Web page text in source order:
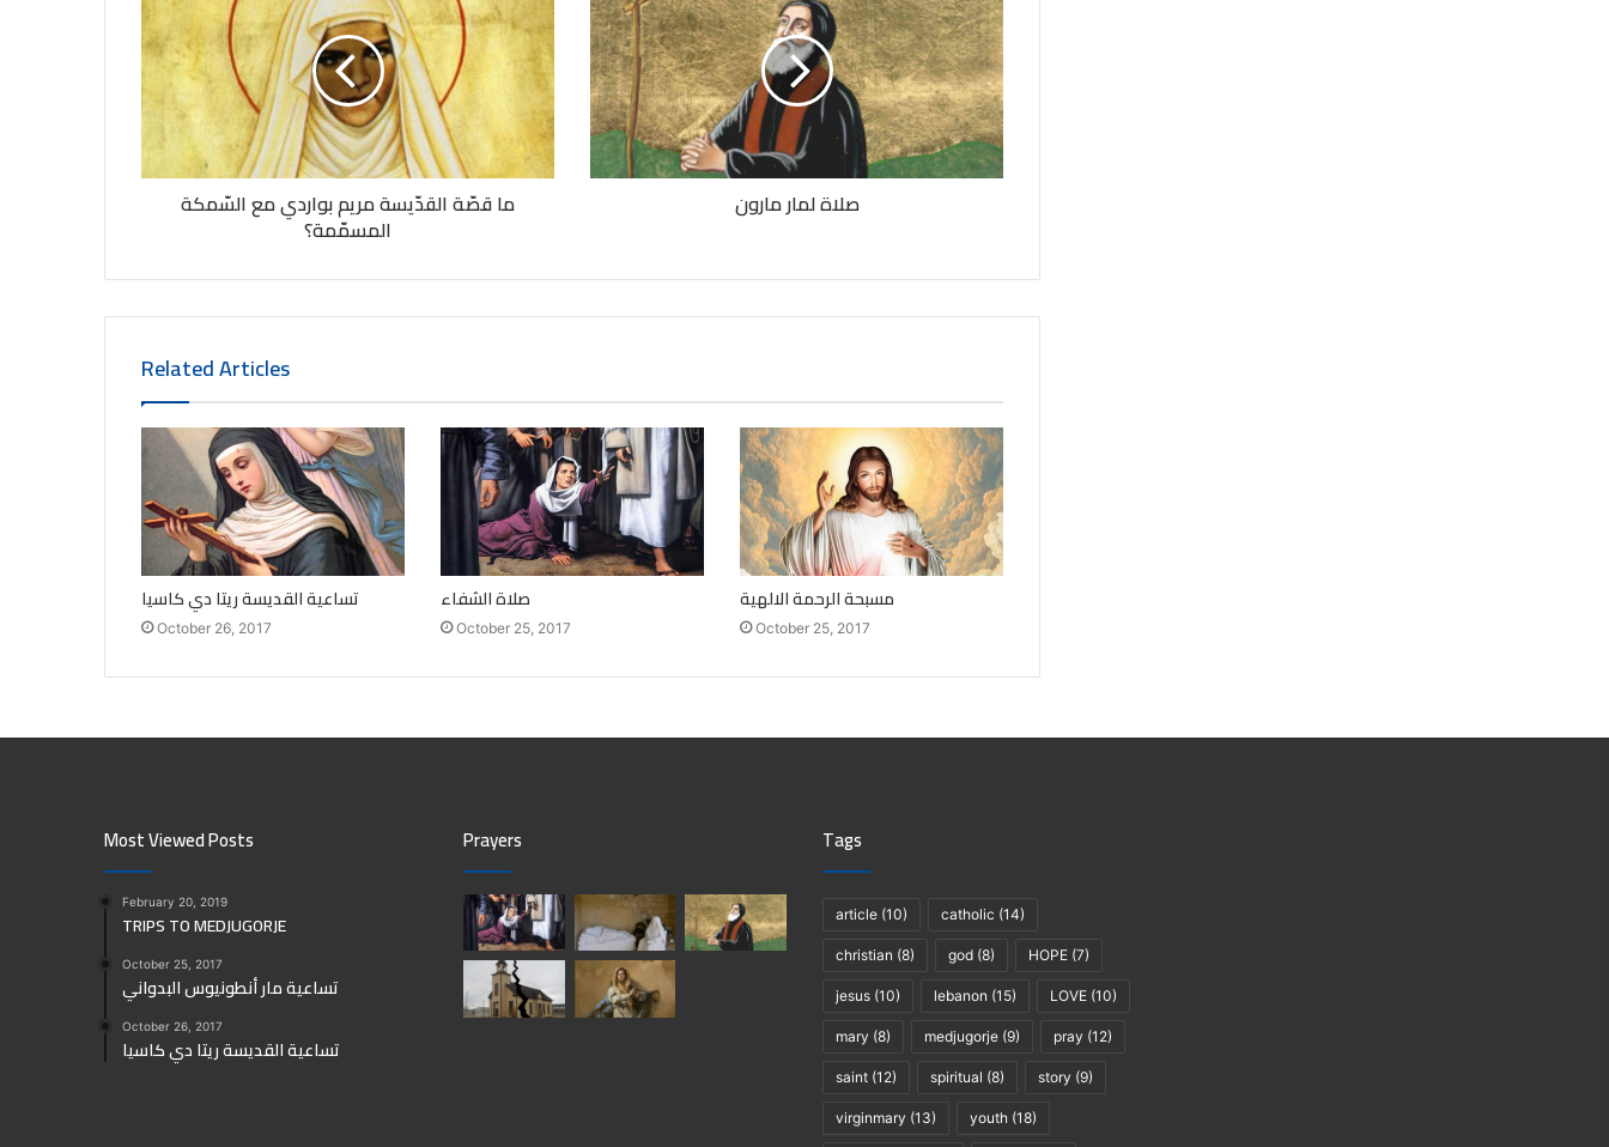
ما قصّة القدّيسة مريم بواردي مع السّمكة
المسمّمة؟
صلاة لمار مارون
Related Articles
تساعية القديسة ريتا دي كاسيا
October 26, 2017
صلاة الشفاء
October 25, 2017
مسبحة الرحمة الالهية
October 25, 2017
Most Viewed Posts
February 20, 2019
TRIPS TO MEDJUGORJE
October 25, 2017
تساعية مار أنطونيوس البدواني
October 26, 2017
تساعية القديسة ريتا دي كاسيا
Prayers Tags
article (10) catholic (14)
christian (8) god (8) HOPE (7)
jesus (10) lebanon (15) LOVE (10)
mary (8) medjugorje (9) pray (12)
saint (12) spiritual (8) story (9)
virginmary (13) youth (18)